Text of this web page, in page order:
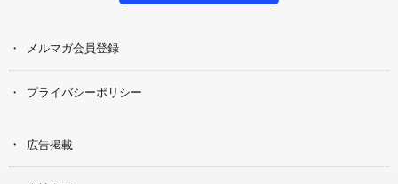
メルマガ会員登録
プライバシーポリシー
広告掲載